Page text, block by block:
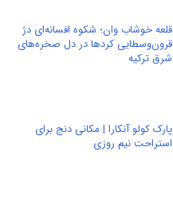
قلعه خوشاب وان؛ شکوه افسانه‌ای دژ
قرون‌وسطایی کردها در دل صخره‌های
شرق ترکیه
پارک کولو آنکارا | مکانی دنج برای
استراحت نیم روزی